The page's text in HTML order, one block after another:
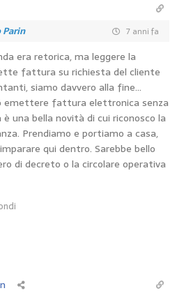
7 anni fa
era retorica, ma leggere la
fattura su richiesta del cliente
siamo davvero alla fine…
emettere fattura elettronica senza
una bella novità di cui riconosco la
Prendiamo e portiamo a casa,
qui dentro. Sarebbe bello
di decreto o la circolare operativa